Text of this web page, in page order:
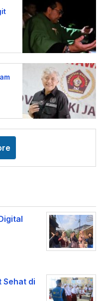
Sehat di